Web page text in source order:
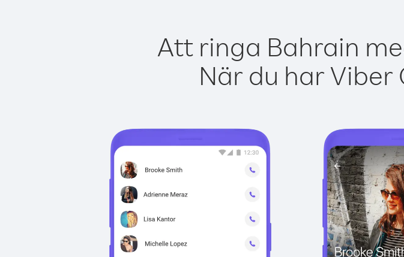
Att ringa Bahrain
När du har Viber